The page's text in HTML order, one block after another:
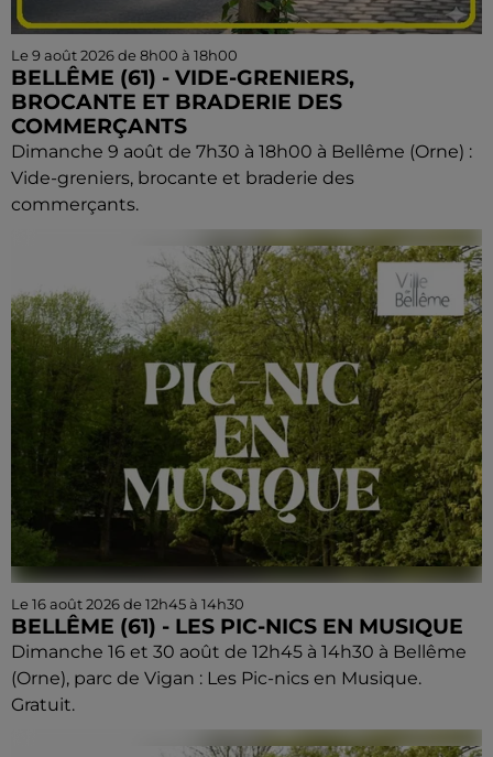
Le 9 août 2026 de 8h00 à 18h00
BELLÊME (61) - VIDE-GRENIERS,
BROCANTE ET BRADERIE DES
COMMERÇANTS
Dimanche 9 août de 7h30 à 18h00 à Bellême (Orne) :
Vide-greniers, brocante et braderie des
commerçants.
Le 16 août 2026 de 12h45 à 14h30
BELLÊME (61) - LES PIC-NICS EN MUSIQUE
Dimanche 16 et 30 août de 12h45 à 14h30 à Bellême
(Orne), parc de Vigan : Les Pic-nics en Musique.
Gratuit.